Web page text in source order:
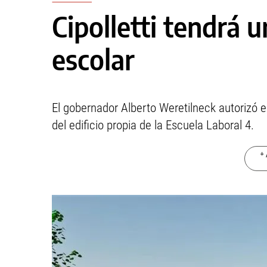
Cipolletti tendrá
escolar
El gobernador Alberto Weretilneck
del edificio propia de la Escuela Laboral 4.
+